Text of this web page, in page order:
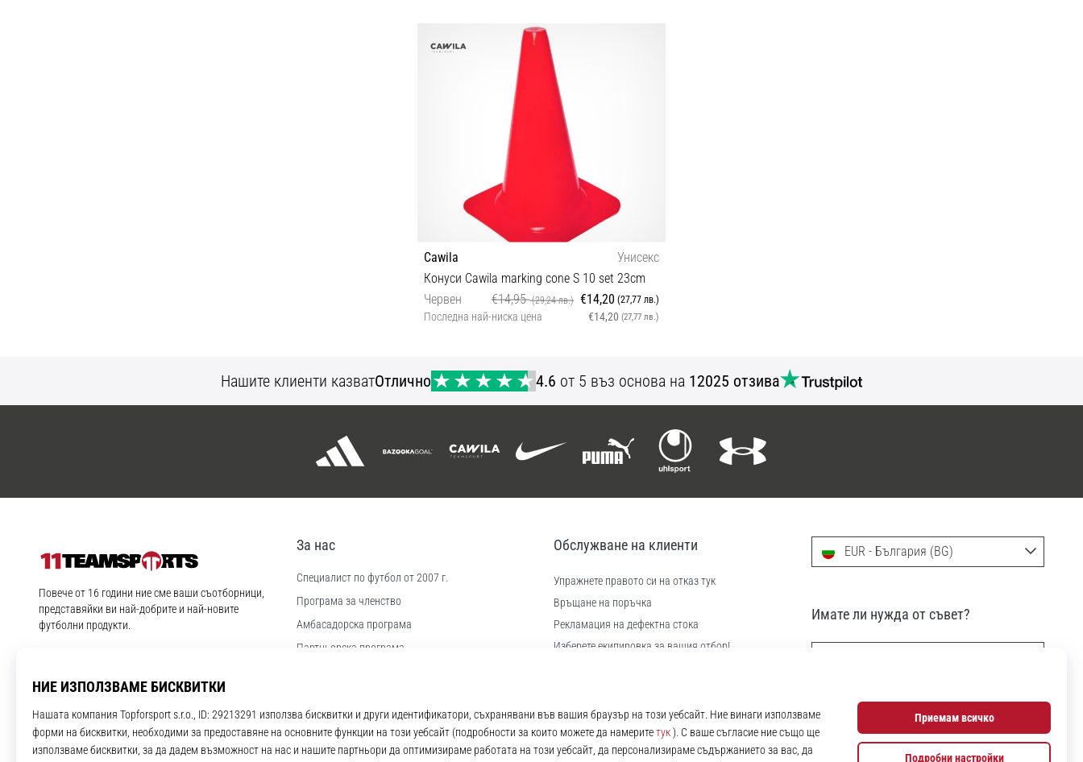
Cawila
Унисекс
Конуси Cawila marking cone S 10 set 23cm
Червен
€14,95(29,24 лв.) €14,20 (27,77 лв.)
Последна най-ниска цена €14,20 (27,77 лв.)
Нашите клиенти казватОтлично 4.6 от 5 въз основа на 12025 отзива
11teamsports.bg
Повече от 16 години ние сме ваши съотборници,
представяйки ви най-добрите и най-новите
футболни продукти.
За нас
Специалист по футбол от 2007 г.
Програма за членство
Aмбасадорска програма
Партньорска програма
Правила и условия
Обслужване на клиенти
Упражнете правото си на отказ тук
Връщане на поръчка
Рекламация на дефектна стока
Изберете екипировка за вашия отбор!
Контакт
Често задавани въпроси
Политика за поверителност
EUR - България (BG)
Имате ли нужда от съвет?